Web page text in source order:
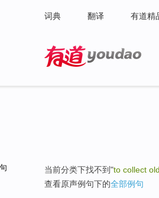
词典 翻译 有道精
当前分类下找不到"to collect
查看原声例句下的全部例句